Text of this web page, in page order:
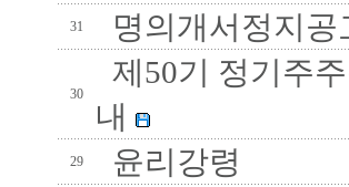
31 명의개서정지공
30
제50기 정기주
내
29 윤리강령